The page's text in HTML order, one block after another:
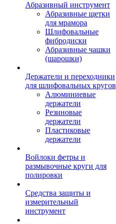
Абразивный инструмент
Абразивные щетки
для мрамора
Шлифовальные
фибродиски
Абразивные чашки
(шарошки)
Держатели и переходники
для шлифовальных кругов
Алюминиевые
держатели
Резиновые
держатели
Пластиковые
держатели
Войлоки фетры и
размывочные круги для
полировки
Средства защиты и
измерительный
инструмент